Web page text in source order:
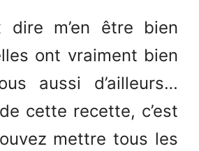
dire m’en être bien
ont vraiment bien
aussi d’ailleurs…
cette recette, c’est
mettre tous les